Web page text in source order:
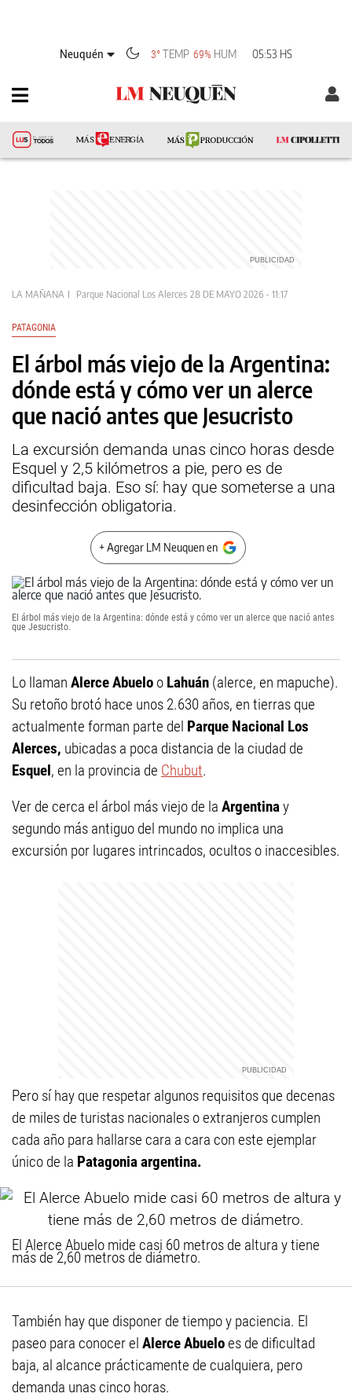
Neuquén 3° TEMP 69% HUM 05:53 HS
LA MAÑANA Parque Nacional Los Alerces 28 DE MAYO 2026 - 11:17
PATAGONIA
El árbol más viejo de la Argentina:
dónde está y cómo ver un alerce
que nació antes que Jesucristo
La excursión demanda unas cinco horas desde
Esquel y 2,5 kilómetros a pie, pero es de
dificultad baja. Eso sí: hay que someterse a una
desinfección obligatoria.
+ Agregar LM Neuquen en
El árbol más viejo de la Argentina: dónde está y cómo ver un alerce que nació antes
que Jesucristo.
Lo llaman Alerce Abuelo o Lahuán (alerce, en mapuche).
Su retoño brotó hace unos 2.630 años, en tierras que
actualmente forman parte del Parque Nacional Los
Alerces, ubicadas a poca distancia de la ciudad de
Esquel, en la provincia de Chubut.
Ver de cerca el árbol más viejo de la Argentinay
segundo más antiguo del mundo no implica una
excursión por lugares intrincados, ocultos o inaccesibles.
Pero sí hay que respetar algunos requisitos que decenas
de miles de turistas nacionales o extranjeros cumplen
cada año para hallarse cara a cara con este ejemplar
único de la Patagonia argentina.
El Alerce Abuelo mide casi 60 metros de altura y tiene
más de 2,60 metros de diámetro.
También hay que disponer de tiempo y paciencia. El
paseo para conocer el Alerce Abueloes de dificultad
baja, al alcance prácticamente de cualquiera, pero
demanda unas cinco horas.